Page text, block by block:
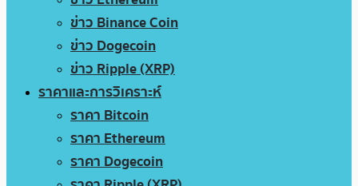
ข่าว Binance Coin
ข่าว Dogecoin
ข่าว Ripple (XRP)
ราคาและการวิเคราะห์
ราคา Bitcoin
ราคา Ethereum
ราคา Dogecoin